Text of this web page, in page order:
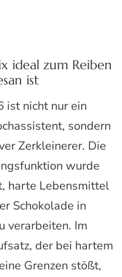
ideal zum Reiben
ist
ist nicht nur ein
sondern
Zerkleinerer. Die
wurde
harte Lebensmittel
Schokolade in
verarbeiten. Im
der bei hartem
Grenzen stößt,